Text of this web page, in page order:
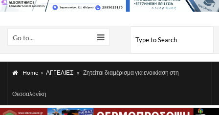
Go to...
Home » ΑΓΓΕΛΙΕΣ » Ζητείται διαμέρισμα για ενοικίαση στη
Θεσσαλονίκη